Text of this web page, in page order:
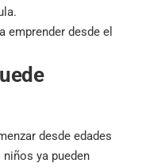
emprender desde el
desde edades
ya pueden